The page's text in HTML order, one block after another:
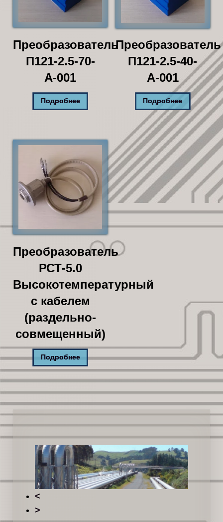
Преобразователь
П121-2.5-70-
А-001
Подробнее
Преобразователь
П121-2.5-40-
А-001
Подробнее
Преобразователь
РСТ-5.0
Высокотемпературный
с кабелем
(раздельно-
совмещенный)
Подробнее
<
>